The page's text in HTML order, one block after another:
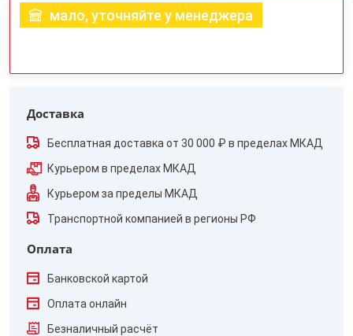
мало, уточняйте у менеджера
Доставка
Бесплатная доставка от 30 000 ₽ в пределах МКАД
Курьером в пределах МКАД
Курьером за пределы МКАД
Транспортной компанией в регионы РФ
Оплата
Банковской картой
Оплата онлайн
Безналичный расчёт